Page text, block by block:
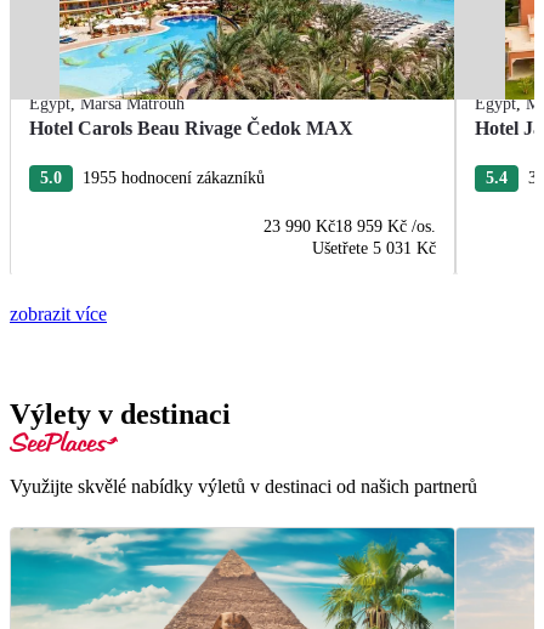
Egypt,Marsa Matrouh
Hotel Carols Beau Rivage Čedok MAX
5.0 1955 hodnocení zákazníků
23 990 Kč18 959 Kč /os.
Ušetřete 5 031 Kč
Egypt,
Hotel
5.4
zobrazit více
Výlety v destinaci
Využijte skvělé nabídky výletů v destinaci od našich partnerů